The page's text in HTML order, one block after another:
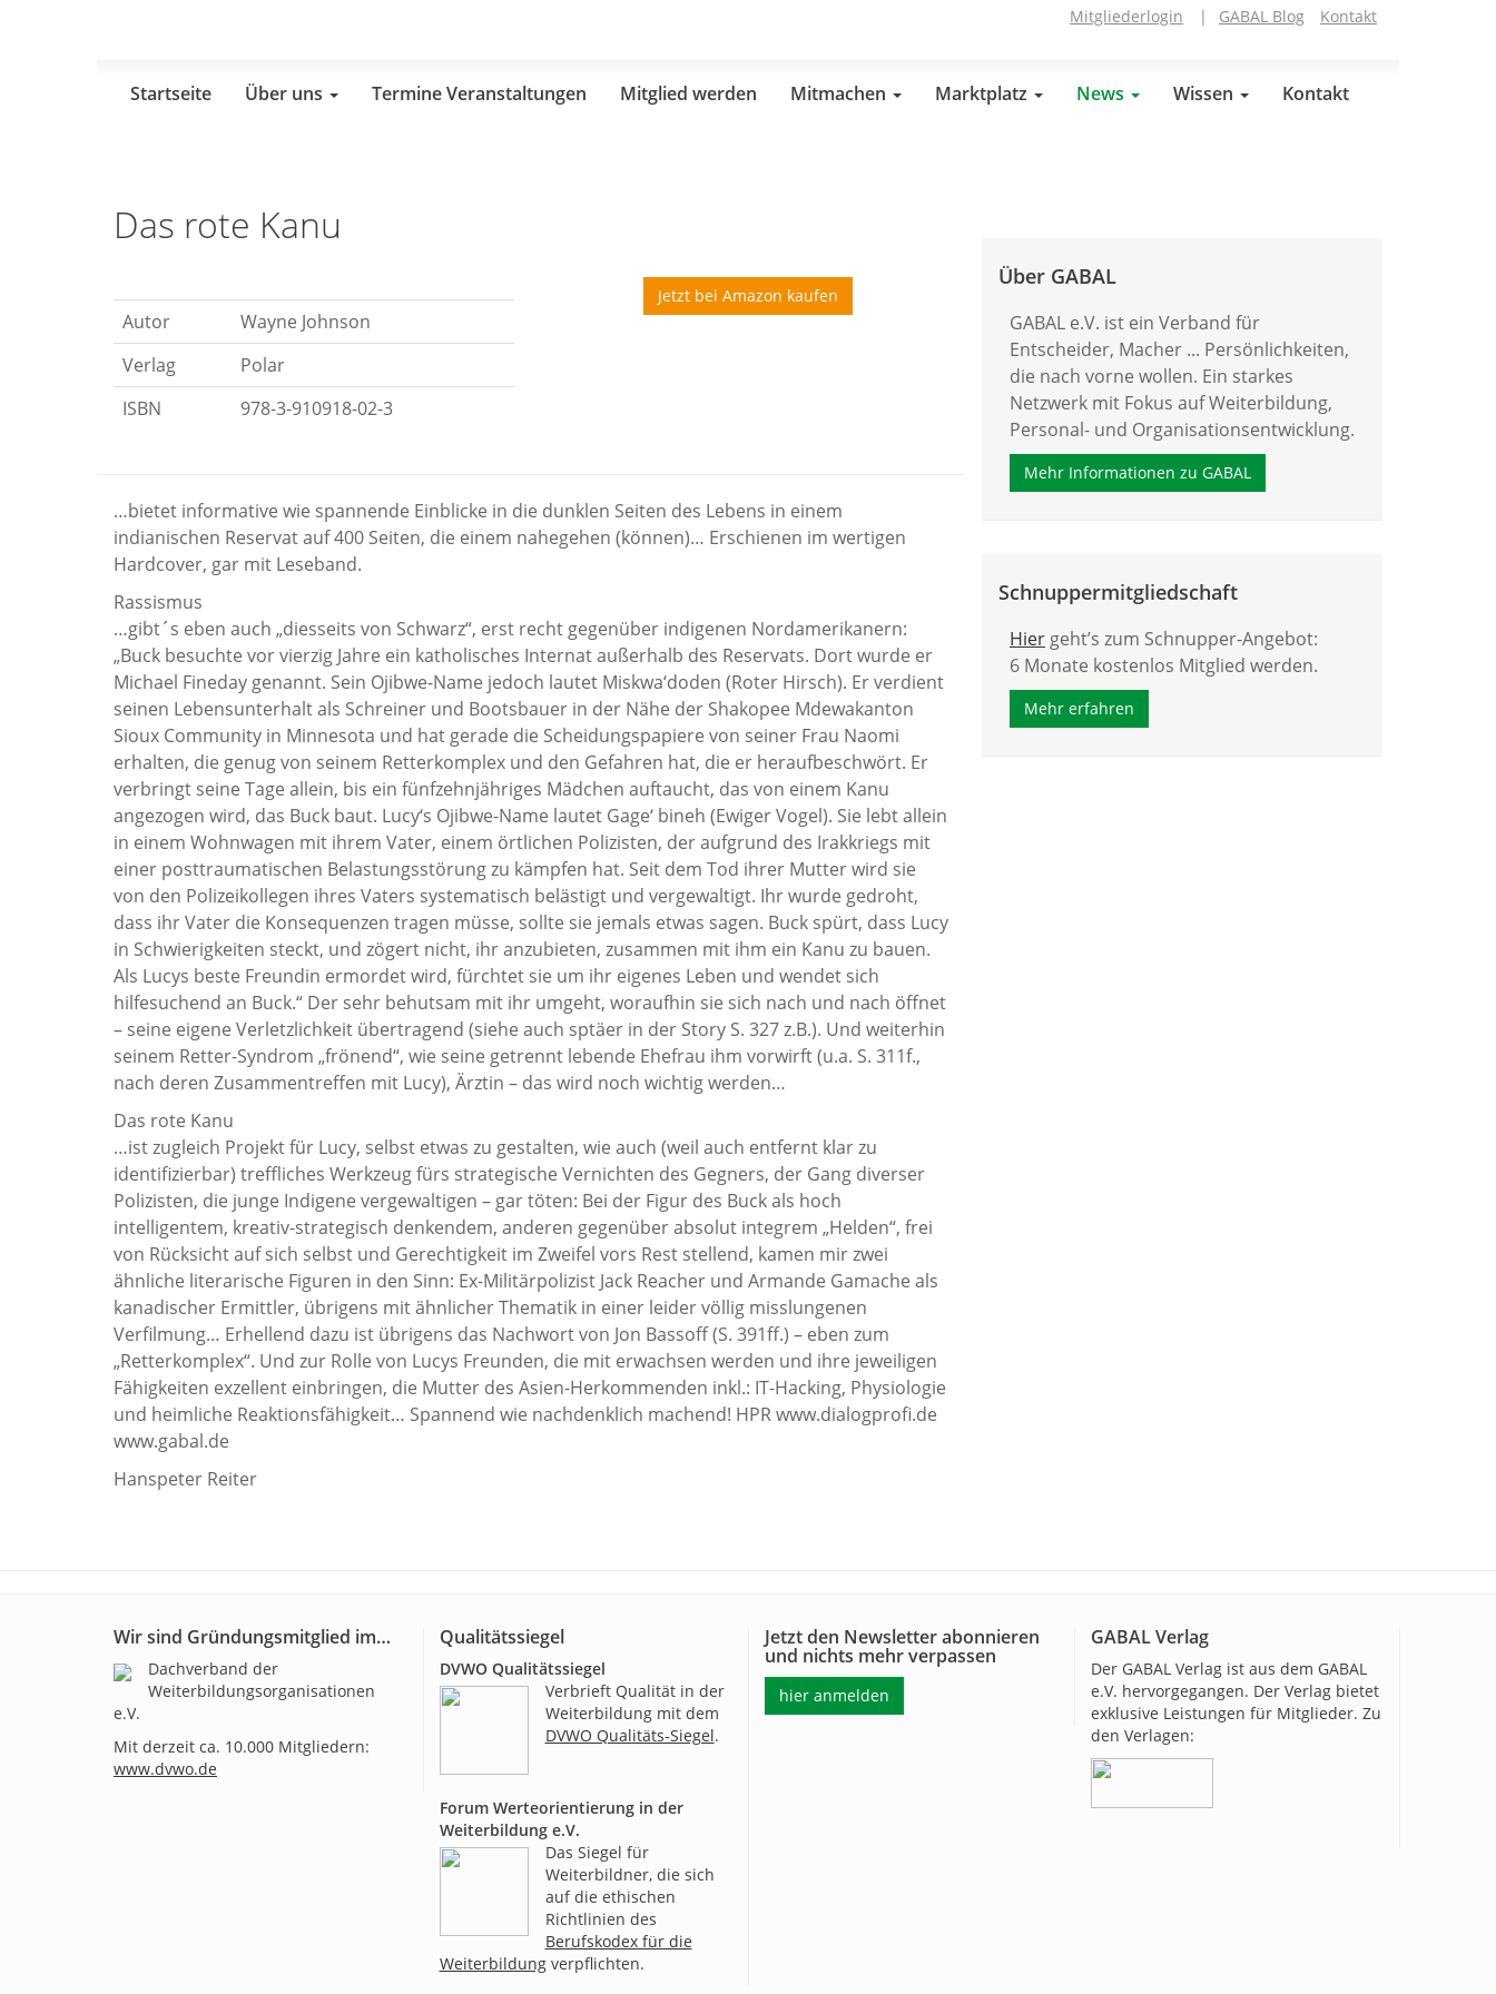
Mitgliederlogin | GABAL Blog Kontakt
Startseite Über uns Termine Veranstaltungen Mitglied werden Mitmachen Marktplatz News Wissen Kontakt
Das rote Kanu
Autor
Wayne Johnson
Verlag
Polar
ISBN
978-3-910918-02-3
Jetzt bei Amazon kaufen
…bietet informative wie spannende Einblicke in die dunklen Seiten des Lebens in einem
indianischen Reservat auf 400 Seiten, die einem nahegehen (können)… Erschienen im wertigen
Hardcover, gar mit Leseband.
Rassismus
…gibt´s eben auch „diesseits von Schwarz“, erst recht gegenüber indigenen Nordamerikanern:
„Buck besuchte vor vierzig Jahre ein katholisches Internat außerhalb des Reservats. Dort wurde er
Michael Fineday genannt. Sein Ojibwe-Name jedoch lautet Miskwa‘doden (Roter Hirsch). Er verdient
seinen Lebensunterhalt als Schreiner und Bootsbauer in der Nähe der Shakopee Mdewakanton
Sioux Community in Minnesota und hat gerade die Scheidungspapiere von seiner Frau Naomi
erhalten, die genug von seinem Retterkomplex und den Gefahren hat, die er heraufbeschwört. Er
verbringt seine Tage allein, bis ein fünfzehnjähriges Mädchen auftaucht, das von einem Kanu
angezogen wird, das Buck baut. Lucy‘s Ojibwe-Name lautet Gage‘ bineh (Ewiger Vogel). Sie lebt allein
in einem Wohnwagen mit ihrem Vater, einem örtlichen Polizisten, der aufgrund des Irakkriegs mit
einer posttraumatischen Belastungsstörung zu kämpfen hat. Seit dem Tod ihrer Mutter wird sie
von den Polizeikollegen ihres Vaters systematisch belästigt und vergewaltigt. Ihr wurde gedroht,
dass ihr Vater die Konsequenzen tragen müsse, sollte sie jemals etwas sagen. Buck spürt, dass Lucy
in Schwierigkeiten steckt, und zögert nicht, ihr anzubieten, zusammen mit ihm ein Kanu zu bauen.
Als Lucys beste Freundin ermordet wird, fürchtet sie um ihr eigenes Leben und wendet sich
hilfesuchend an Buck.“ Der sehr behutsam mit ihr umgeht, woraufhin sie sich nach und nach öffnet
– seine eigene Verletzlichkeit übertragend (siehe auch sptäer in der Story S. 327 z.B.). Und weiterhin
seinem Retter-Syndrom „frönend“, wie seine getrennt lebende Ehefrau ihm vorwirft (u.a. S. 311f.,
nach deren Zusammentreffen mit Lucy), Ärztin – das wird noch wichtig werden…
Das rote Kanu
…ist zugleich Projekt für Lucy, selbst etwas zu gestalten, wie auch (weil auch entfernt klar zu
identifizierbar) treffliches Werkzeug fürs strategische Vernichten des Gegners, der Gang diverser
Polizisten, die junge Indigene vergewaltigen – gar töten: Bei der Figur des Buck als hoch
intelligentem, kreativ-strategisch denkendem, anderen gegenüber absolut integrem „Helden“, frei
von Rücksicht auf sich selbst und Gerechtigkeit im Zweifel vors Rest stellend, kamen mir zwei
ähnliche literarische Figuren in den Sinn: Ex-Militärpolizist Jack Reacher und Armande Gamache als
kanadischer Ermittler, übrigens mit ähnlicher Thematik in einer leider völlig misslungenen
Verfilmung… Erhellend dazu ist übrigens das Nachwort von Jon Bassoff (S. 391ff.) – eben zum
„Retterkomplex“. Und zur Rolle von Lucys Freunden, die mit erwachsen werden und ihre jeweiligen
Fähigkeiten exzellent einbringen, die Mutter des Asien-Herkommenden inkl.: IT-Hacking, Physiologie
und heimliche Reaktionsfähigkeit… Spannend wie nachdenklich machend! HPR www.dialogprofi.de
www.gabal.de
Hanspeter Reiter
Über GABAL
GABAL e.V. ist ein Verband für
Entscheider, Macher ... Persönlichkeiten,
die nach vorne wollen. Ein starkes
Netzwerk mit Fokus auf Weiterbildung,
Personal- und Organisationsentwicklung.
Mehr Informationen zu GABAL
Schnuppermitgliedschaft
Hier geht’s zum Schnupper-Angebot:
6 Monate kostenlos Mitglied werden.
Mehr erfahren
Wir sind Gründungsmitglied im…
Dachverband der
Weiterbildungsorganisationen
e.V.
Mit derzeit ca. 10.000 Mitgliedern:
www.dvwo.de
Qualitätssiegel
DVWO Qualitätssiegel
Verbrieft Qualität in der
Weiterbildung mit dem
DVWO Qualitäts-Siegel.
Forum Werteorientierung in der
Weiterbildung e.V.
Das Siegel für
Weiterbildner, die sich
auf die ethischen
Richtlinien des
Berufskodex für die
Weiterbildungverpflichten.
Jetzt den Newsletter abonnieren
und nichts mehr verpassen
hier anmelden
GABAL Verlag
Der GABAL Verlag ist aus dem GABAL
e.V. hervorgegangen. Der Verlag bietet
exklusive Leistungen für Mitglieder. Zu
den Verlagen: